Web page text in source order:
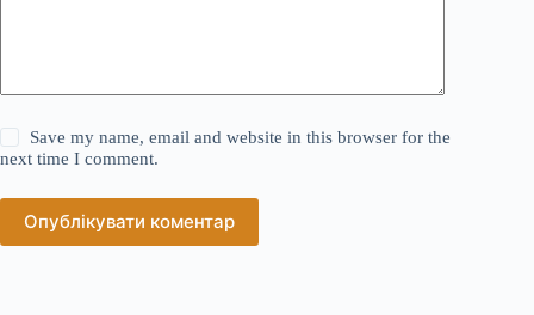
Save my name, email and website in this browser for the
next time I comment.
Опублікувати коментар